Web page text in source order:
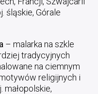
śląskie, Górale
– malarka na szkle
tradycyjnych
na ciemnym
religijnych i
małopolskie,